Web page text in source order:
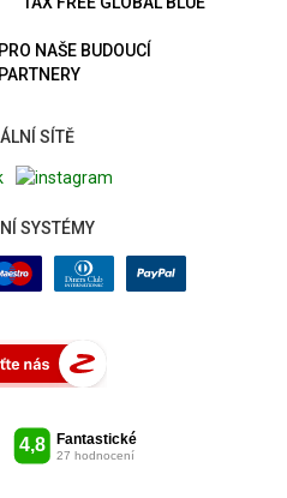
PRO NAŠE BUDOUCÍ
PARTNERY
SÍTĚ
SYSTÉMY